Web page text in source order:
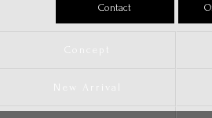
Contact
Concept
New Arrival